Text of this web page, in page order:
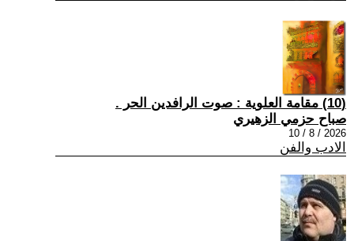
(10) مقامة العلوية : صوت الرافدين الحر .
صباح حزمي الزهيري
2026 / 8 / 10
الادب والفن